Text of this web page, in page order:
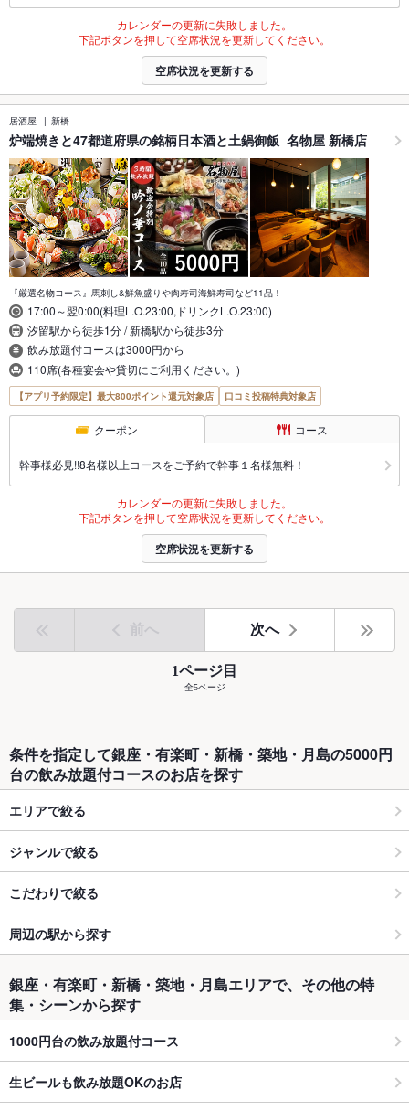
カレンダーの更新に失敗しました。
下記ボタンを押して空席状況を更新してください。
空席状況を更新する
居酒屋 新橋
炉端焼きと47都道府県の銘柄日本酒と土鍋御飯 名物屋 新橋店
『厳選名物コース』馬刺し&鮮魚盛りや肉寿司海鮮寿司など11品！
17:00～翌0:00(料理L.O.23:00,ドリンクL.O.23:00)
汐留駅から徒歩1分 / 新橋駅から徒歩3分
飲み放題付コースは3000円から
110席(各種宴会や貸切にご利用ください。)
【アプリ予約限定】最大800ポイント還元対象店 口コミ投稿特典対象店
クーポン コース
幹事様必見!!8名様以上コースをご予約で幹事１名様無料！
カレンダーの更新に失敗しました。
下記ボタンを押して空席状況を更新してください。
空席状況を更新する
前へ 次へ
1ページ目
全5ページ
条件を指定して銀座・有楽町・新橋・築地・月島の5000円
台の飲み放題付コースのお店を探す
エリアで絞る
ジャンルで絞る
こだわりで絞る
周辺の駅から探す
銀座・有楽町・新橋・築地・月島エリアで、その他の特
集・シーンから探す
1000円台の飲み放題付コース
生ビールも飲み放題OKのお店